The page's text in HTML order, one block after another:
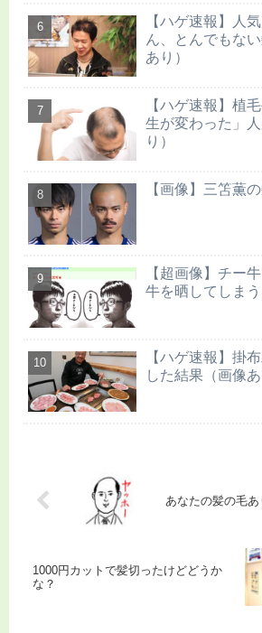
【ハゲ速報】人
ん、とんでもな
あり）
【ハゲ速報】植
生が変わった」
り）
【画像】三笘薫
【超画像】チー
牛を晒してしま
【ハゲ速報】掛
した結果（画像あ
あなたの髪の毛あ
1000円カットで髪切ったけどどうか
な？